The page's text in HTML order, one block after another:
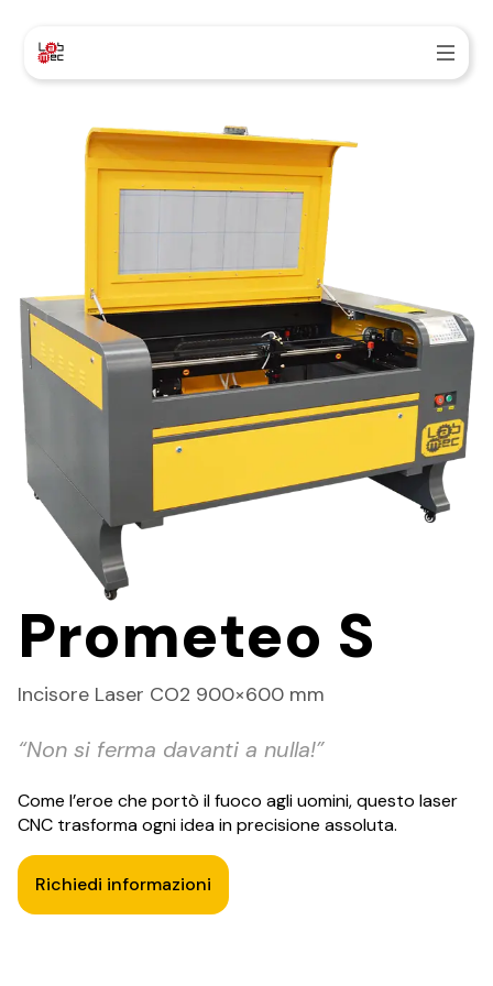
Prometeo S
Incisore Laser CO2 900×600 mm
“Non si ferma davanti a nulla!”
Come l’eroe che portò il fuoco agli uomini, questo laser
CNC trasforma ogni idea in precisione assoluta.
Richiedi informazioni